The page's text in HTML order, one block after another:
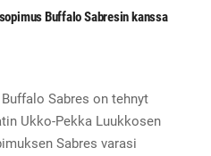
Buffalo Sabresin kanssa
Sabres on tehnyt
Ukko-Pekka Luukkosen
Sabres varasi